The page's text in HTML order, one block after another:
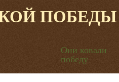
ПОБЕДЫ
Они ковали
победу